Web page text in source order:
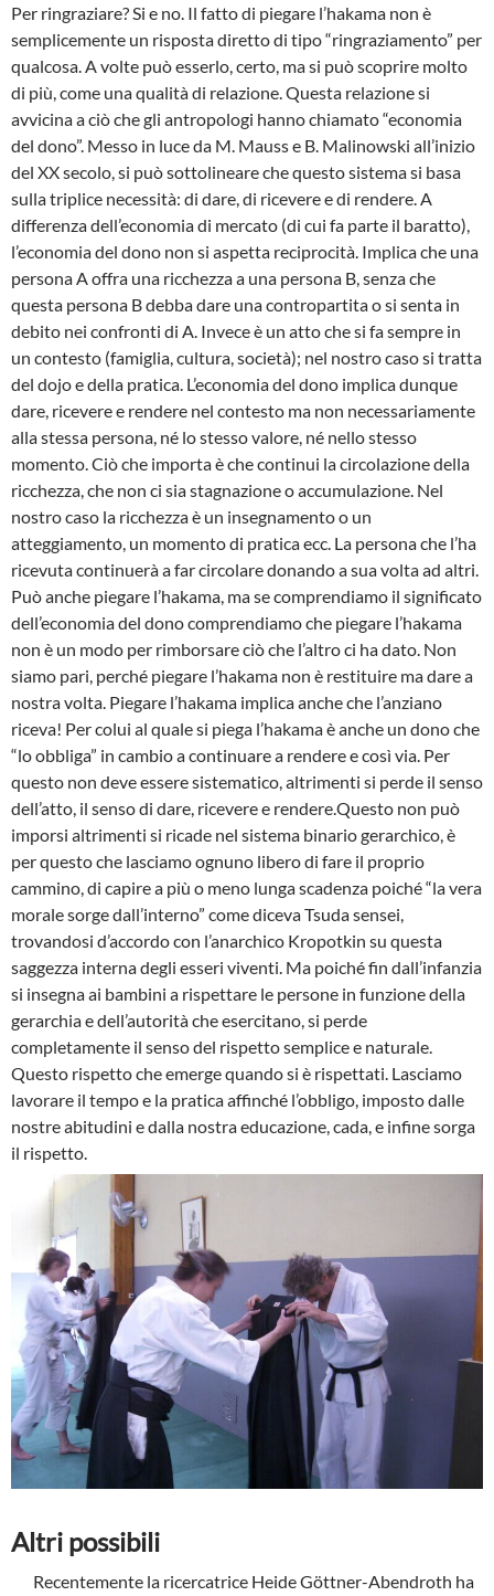
Per ringraziare? Si e no. Il fatto di piegare l’hakama non è
semplicemente un risposta diretto di tipo “ringraziamento” per
qualcosa. A volte può esserlo, certo, ma si può scoprire molto
di più, come una qualità di relazione. Questa relazione si
avvicina a ciò che gli antropologi hanno chiamato “economia
del dono”. Messo in luce da M. Mauss e B. Malinowski all’inizio
del XX secolo, si può sottolineare che questo sistema si basa
sulla triplice necessità: di dare, di ricevere e di rendere. A
differenza dell’economia di mercato (di cui fa parte il baratto),
l’economia del dono non si aspetta reciprocità. Implica che una
persona A offra una ricchezza a una persona B, senza che
questa persona B debba dare una contropartita o si senta in
debito nei confronti di A. Invece è un atto che si fa sempre in
un contesto (famiglia, cultura, società); nel nostro caso si tratta
del dojo e della pratica. L’economia del dono implica dunque
dare, ricevere e rendere nel contesto ma non necessariamente
alla stessa persona, né lo stesso valore, né nello stesso
momento. Ciò che importa è che continui la circolazione della
ricchezza, che non ci sia stagnazione o accumulazione. Nel
nostro caso la ricchezza è un insegnamento o un
atteggiamento, un momento di pratica ecc. La persona che l’ha
ricevuta continuerà a far circolare donando a sua volta ad altri.
Può anche piegare l’hakama, ma se comprendiamo il significato
dell’economia del dono comprendiamo che piegare l’hakama
non è un modo per rimborsare ciò che l’altro ci ha dato. Non
siamo pari, perché piegare l’hakama non è restituire ma dare a
nostra volta. Piegare l’hakama implica anche che l’anziano
riceva! Per colui al quale si piega l’hakama è anche un dono che
“lo obbliga” in cambio a continuare a rendere e così via. Per
questo non deve essere sistematico, altrimenti si perde il senso
dell’atto, il senso di dare, ricevere e rendere.Questo non può
imporsi altrimenti si ricade nel sistema binario gerarchico, è
per questo che lasciamo ognuno libero di fare il proprio
cammino, di capire a più o meno lunga scadenza poiché “la vera
morale sorge dall’interno” come diceva Tsuda sensei,
trovandosi d’accordo con l’anarchico Kropotkin su questa
saggezza interna degli esseri viventi. Ma poiché fin dall’infanzia
si insegna ai bambini a rispettare le persone in funzione della
gerarchia e dell’autorità che esercitano, si perde
completamente il senso del rispetto semplice e naturale.
Questo rispetto che emerge quando si è rispettati. Lasciamo
lavorare il tempo e la pratica affinché l’obbligo, imposto dalle
nostre abitudini e dalla nostra educazione, cada, e infine sorga
il rispetto.
Altri possibili
Recentemente la ricercatrice Heide Göttner-Abendroth ha